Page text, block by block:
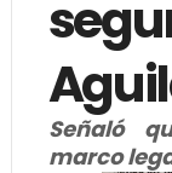
Señaló
marco